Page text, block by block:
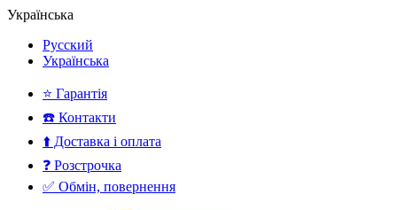
Українська
Русский
Українська
⭐ Гарантія
☎️ Контакти
⬆️ Доставка і оплата
❓ Розстрочка
✅ Обмін, повернення